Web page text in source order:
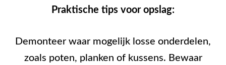
Praktische tips voor opslag:
Demonteer waar mogelijk losse onderdelen,
zoals poten, planken of kussens. Bewaar